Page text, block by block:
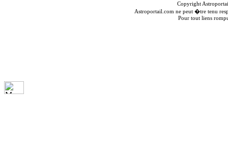
Copyright
Astroportail.com ne peut �tre tenu
Pour tout liens